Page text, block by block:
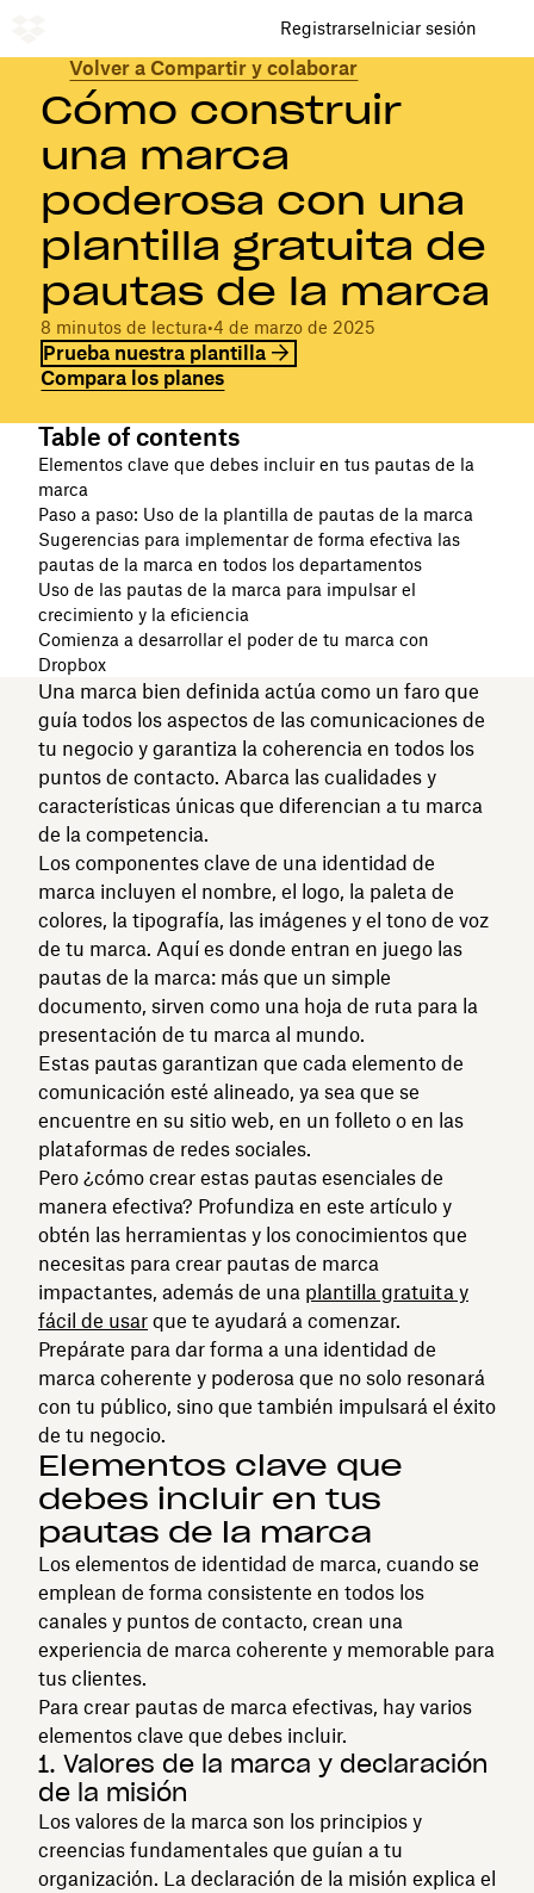
RegistrarseIniciar sesión
Volver a Compartir y colaborar
Cómo construir
una marca
poderosa con una
plantilla gratuita de
pautas de la marca
8 minutos de lectura•4 de marzo de 2025
Prueba nuestra plantilla
Compara los planes
Table of contents
Elementos clave que debes incluir en tus pautas de la
marca
Paso a paso: Uso de la plantilla de pautas de la marca
Sugerencias para implementar de forma efectiva las
pautas de la marca en todos los departamentos
Uso de las pautas de la marca para impulsar el
crecimiento y la eficiencia
Comienza a desarrollar el poder de tu marca con
Dropbox
Una marca bien definida actúa como un faro que
guía todos los aspectos de las comunicaciones de
tu negocio y garantiza la coherencia en todos los
puntos de contacto. Abarca las cualidades y
características únicas que diferencian a tu marca
de la competencia.
Los componentes clave de una identidad de
marca incluyen el nombre, el logo, la paleta de
colores, la tipografía, las imágenes y el tono de voz
de tu marca. Aquí es donde entran en juego las
pautas de la marca: más que un simple
documento, sirven como una hoja de ruta para la
presentación de tu marca al mundo.
Estas pautas garantizan que cada elemento de
comunicación esté alineado, ya sea que se
encuentre en su sitio web, en un folleto o en las
plataformas de redes sociales.
Pero ¿cómo crear estas pautas esenciales de
manera efectiva? Profundiza en este artículo y
obtén las herramientas y los conocimientos que
necesitas para crear pautas de marca
impactantes, además de una plantilla gratuita y
fácil de usar que te ayudará a comenzar.
Prepárate para dar forma a una identidad de
marca coherente y poderosa que no solo resonará
con tu público, sino que también impulsará el éxito
de tu negocio.
Elementos clave que
debes incluir en tus
pautas de la marca
Los elementos de identidad de marca, cuando se
emplean de forma consistente en todos los
canales y puntos de contacto, crean una
experiencia de marca coherente y memorable para
tus clientes.
Para crear pautas de marca efectivas, hay varios
elementos clave que debes incluir.
1. Valores de la marca y declaración
de la misión
Los valores de la marca son los principios y
creencias fundamentales que guían a tu
organización. La declaración de la misión explica el